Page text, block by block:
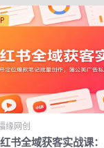
缘网创
书全域获客实战课